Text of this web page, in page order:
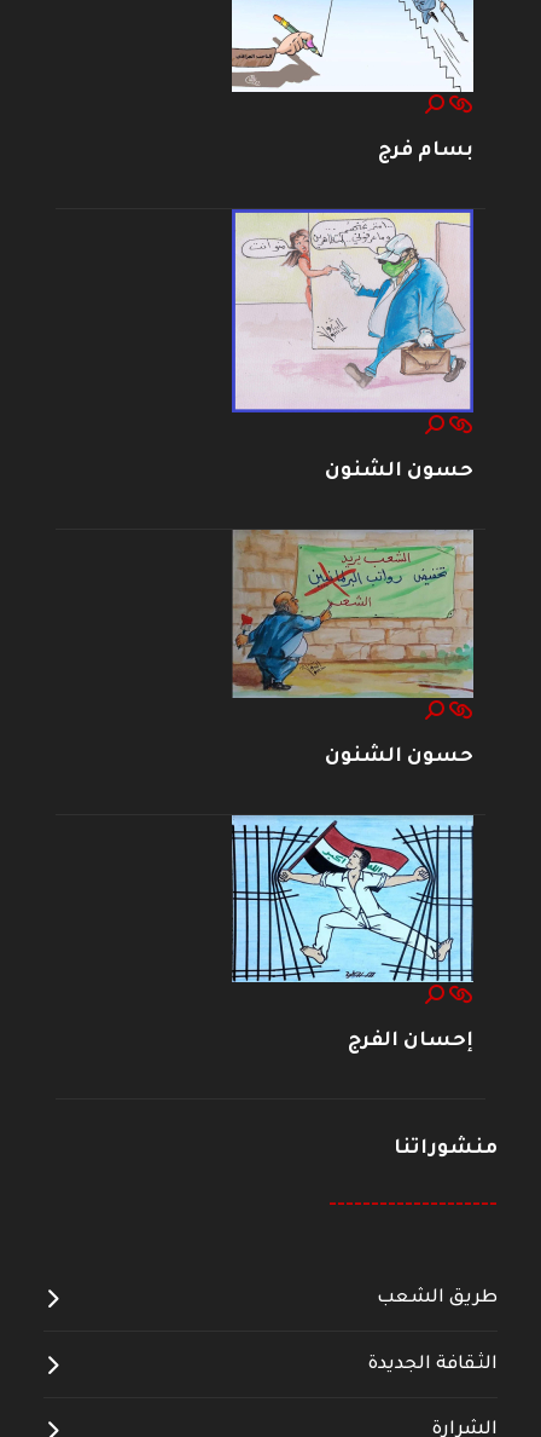
بسام فرج
حسون الشنون
حسون الشنون
إحسان الفرج
منشوراتنا
--------------------
طريق الشعب
الثقافة الجديدة
الشرارة